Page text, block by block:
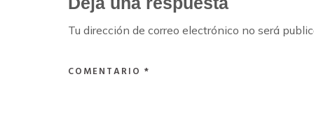
Tu dirección de correo electrónico no será
COMENTARIO *